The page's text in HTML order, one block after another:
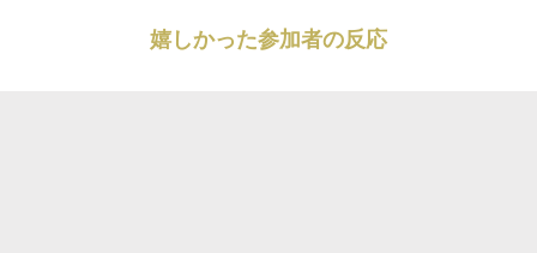
嬉しかった参加者の反応